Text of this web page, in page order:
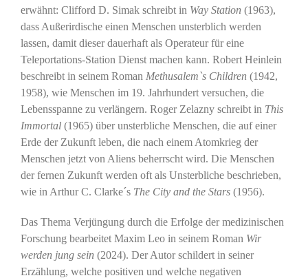
erwähnt: Clifford D. Simak schreibt in Way Station (1963),
dass Außerirdische einen Menschen unsterblich werden
lassen, damit dieser dauerhaft als Operateur für eine
Teleportations-Station Dienst machen kann. Robert Heinlein
beschreibt in seinem Roman Methusalem`s Children (1942,
1958), wie Menschen im 19. Jahrhundert versuchen, die
Lebensspanne zu verlängern. Roger Zelazny schreibt in This
Immortal(1965) über unsterbliche Menschen, die auf einer
Erde der Zukunft leben, die nach einem Atomkrieg der
Menschen jetzt von Aliens beherrscht wird. Die Menschen
der fernen Zukunft werden oft als Unsterbliche beschrieben,
wie in Arthur C. Clarke´s The City and the Stars (1956).
Das Thema Verjüngung durch die Erfolge der medizinischen
Forschung bearbeitet Maxim Leo in seinem Roman Wir
werden jung sein (2024). Der Autor schildert in seiner
Erzählung, welche positiven und welche negativen